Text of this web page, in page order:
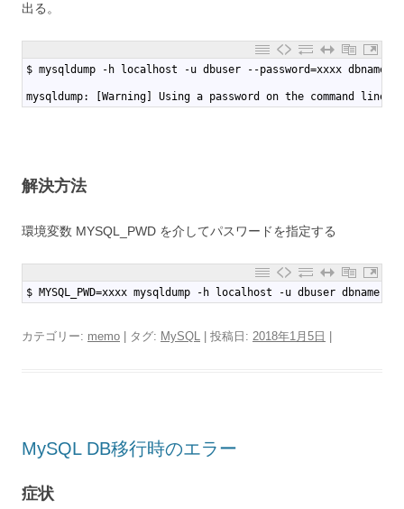
出る。
$ mysqldump -h localhost -u dbuser --password=xxxx dbname
mysqldump: [Warning] Using a password on the command
解決方法
環境変数 MYSQL_PWD を介してパスワードを指定する
$ MYSQL_PWD=xxxx mysqldump -h localhost -u dbuser dbname
カテゴリー: memo | タグ: MySQL | 投稿日: 2018年1月5日
MySQL DB移行時のエラー
症状